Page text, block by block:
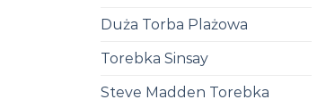
Duża Torba Plażowa
Torebka Sinsay
Steve Madden Torebka